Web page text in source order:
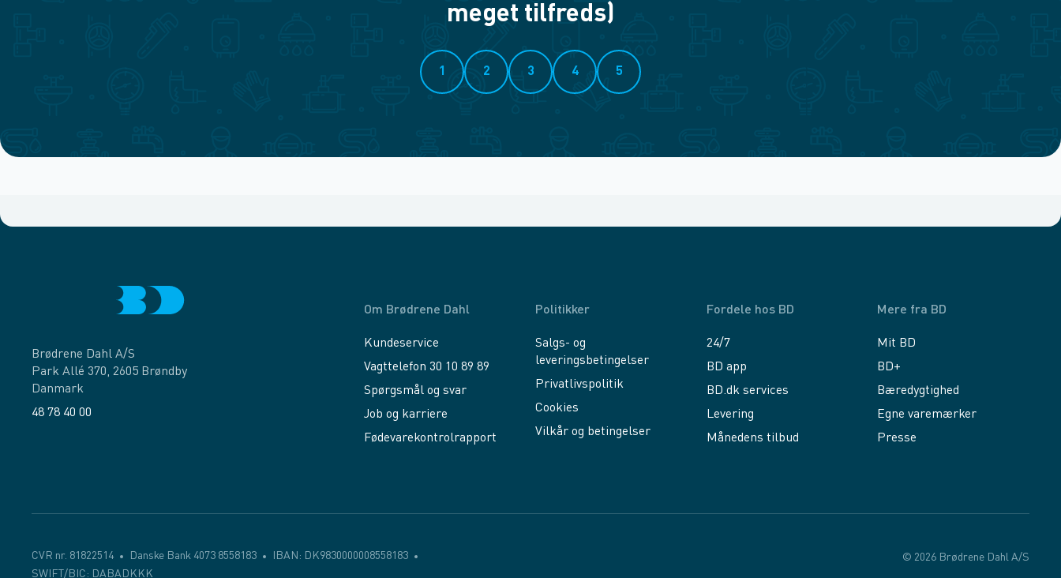
meget tilfreds)
1 2 3 4 5
Brødrene Dahl A/S
Park Allé 370, 2605 Brøndby
Danmark
48 78 40 00
Om Brødrene Dahl
Kundeservice
Vagttelefon 30 10 89 89
Spørgsmål og svar
Job og karriere
Fødevarekontrolrapport
Politikker
Salgs- og
leveringsbetingelser
Privatlivspolitik
Cookies
Vilkår og betingelser
Fordele hos BD
24/7
BD app
BD.dk services
Levering
Månedens tilbud
Mere fra BD
Mit BD
BD+
Bæredygtighed
Egne varemærker
Presse
CVR nr. 81822514 Danske Bank 4073 8558183
IBAN: DK9830000008558183
SWIFT/BIC: DABADKKK
© 2026 Brødrene Dahl A/S